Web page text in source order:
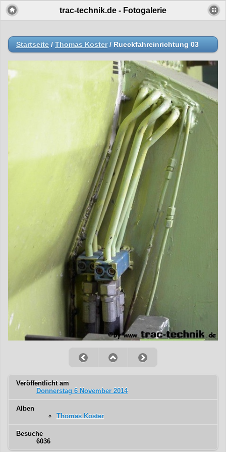
trac-technik.de - Fotogalerie
Startseite / Thomas Koster/ Rueckfahreinrichtung 03
Veröffentlicht am
Donnerstag 6 November 2014
Alben
Thomas Koster
Besuche
6036